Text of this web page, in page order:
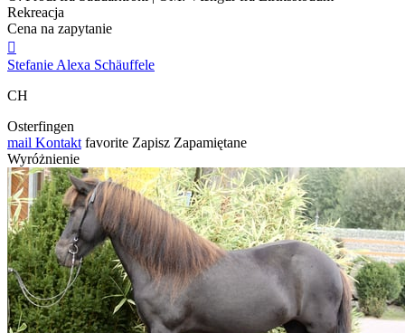
Rekreacja
Cena na zapytanie

Stefanie Alexa Schäuffele
CH
Osterfingen
mail Kontakt favorite Zapisz Zapamiętane
Wyróżnienie